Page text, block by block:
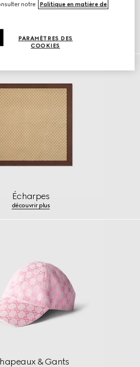
Découvrir plus
Écharpes
découvrir plus
& Gants
notre
Politique en matière de
PARAMÈTRES DES
COOKIES